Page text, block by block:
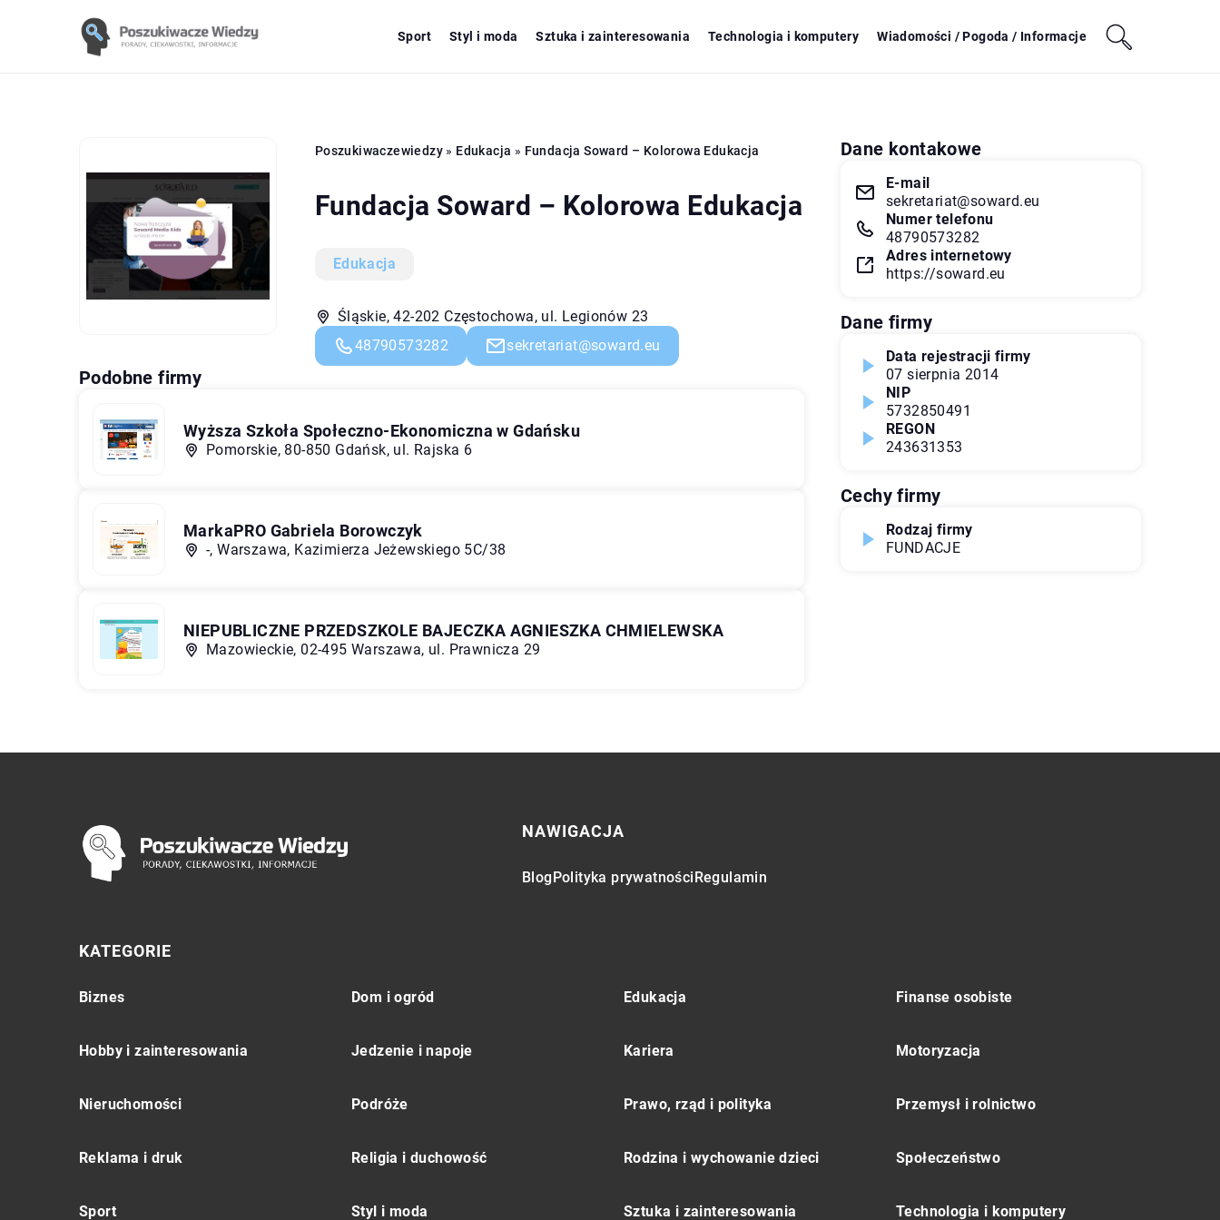
Sport Styl i moda Sztuka i zainteresowania Technologia i komputery Wiadomości / Pogoda / Informacje
Poszukiwaczewiedzy» Edukacja » Fundacja Soward – Kolorowa Edukacja
Fundacja Soward – Kolorowa Edukacja
Edukacja
Śląskie, 42-202 Częstochowa, ul. Legionów 23
48790573282
sekretariat@soward.eu
Podobne firmy
Wyższa Szkoła Społeczno-Ekonomiczna w Gdańsku
Pomorskie, 80-850 Gdańsk, ul. Rajska 6
MarkaPRO Gabriela Borowczyk
-, Warszawa, Kazimierza Jeżewskiego 5C/38
NIEPUBLICZNE PRZEDSZKOLE BAJECZKA AGNIESZKA CHMIELEWSKA
Mazowieckie, 02-495 Warszawa, ul. Prawnicza 29
Dane kontakowe
E-mail
sekretariat@soward.eu
Numer telefonu
48790573282
Adres internetowy
https://soward.eu
Dane firmy
Data rejestracji firmy
07 sierpnia 2014
NIP
5732850491
REGON
243631353
Cechy firmy
Rodzaj firmy
FUNDACJE
NAWIGACJA
BlogPolityka prywatnościRegulamin
KATEGORIE
Biznes Dom i ogród Edukacja Finanse osobiste
Hobby i zainteresowania Jedzenie i napoje Kariera Motoryzacja
Nieruchomości Podróże Prawo, rząd i polityka Przemysł i rolnictwo
Reklama i druk Religia i duchowość Rodzina i wychowanie dzieci Społeczeństwo
Sport Styl i moda Sztuka i zainteresowania Technologia i komputery